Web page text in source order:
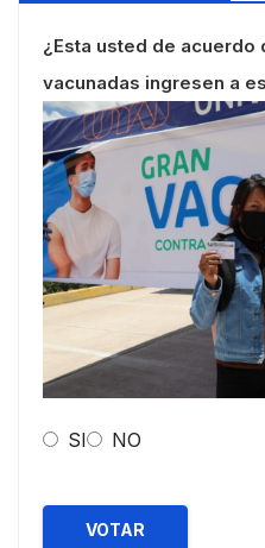
¿Esta usted de acuerdo
vacunadas ingresen a
SI NO
VOTAR